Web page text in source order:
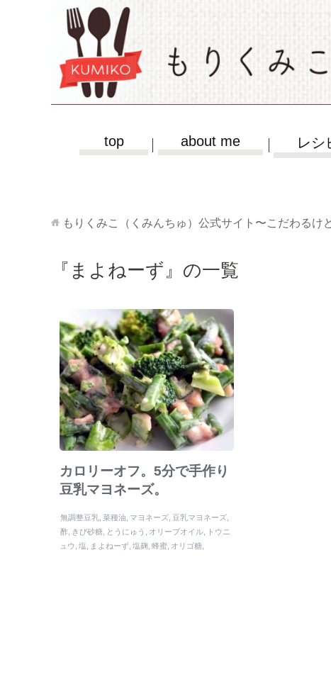
top about me レシ
もりくみこ（くみんちゅ）公式サイト〜こだわるけ
『まよねーず』の一覧
カロリーオフ。5分で手作り
豆乳マヨネーズ。
無調整豆乳 菜種油 マヨネーズ 豆乳マヨネーズ
酢 きび砂糖 とうにゅう オリーブオイル
トウニ
ュウ 塩 まよねーず 塩麹 蜂蜜 オリゴ糖